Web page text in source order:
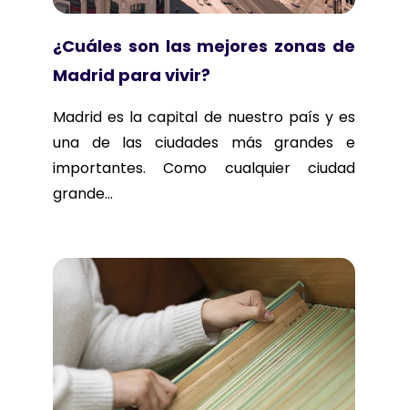
¿Cuáles son las mejores zonas de
Madrid para vivir?
Madrid es la capital de nuestro país y es
una de las ciudades más grandes e
importantes. Como cualquier ciudad
grande...